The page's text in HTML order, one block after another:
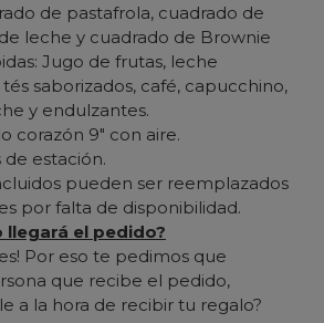
de pastafrola, cuadrado de
leche y cuadrado de Brownie
Jugo de frutas, leche
saborizados, café, capucchino,
y endulzantes.
corazón 9" con aire.
estación.
pueden ser reemplazados
por falta de disponibilidad.
llegará el pedido?
Por eso te pedimos que
que recibe el pedido,
a la hora de recibir tu regalo?